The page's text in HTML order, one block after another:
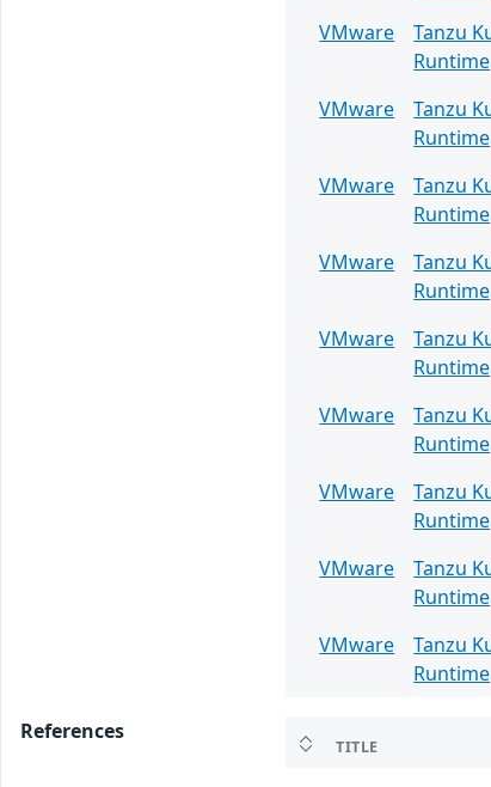
VMware
Tanzu
Runtime
VMware
Tanzu
Runtime
VMware
Tanzu
Runtime
VMware
Tanzu
Runtime
VMware
Tanzu
Runtime
VMware
Tanzu
Runtime
VMware
Tanzu
Runtime
VMware
Tanzu
Runtime
VMware
Tanzu
Runtime
References
TITLE